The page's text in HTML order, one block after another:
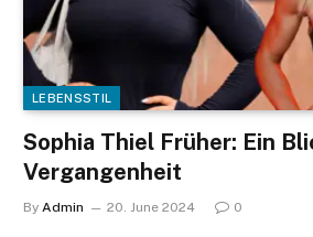
LEBENSSTIL
Sophia Thiel Früher: Ein
Vergangenheit
By Admin 20. June 2024 0